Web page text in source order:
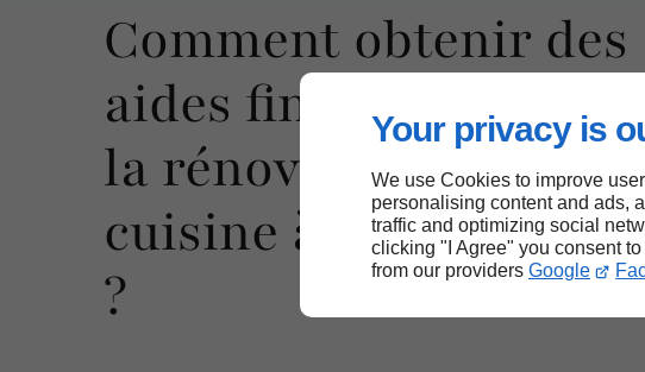
Your privacy is
We use Cookies to improve
personalising content and ads,
traffic and optimizing social
clicking "I Agree" you consent
from our providers Google
Comment obtenir des
aides financières pour
la rénovation de
cuisine à Sainte-
?